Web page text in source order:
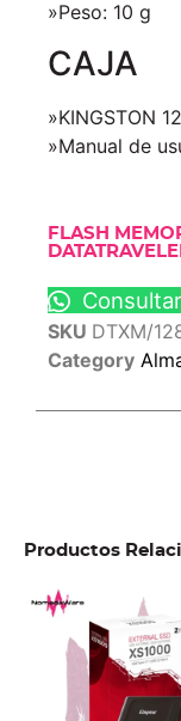
»Peso: 10 g
CAJA
»KINGSTON
»Manual de
FLASH
SKU DTXM/
Category
Productos